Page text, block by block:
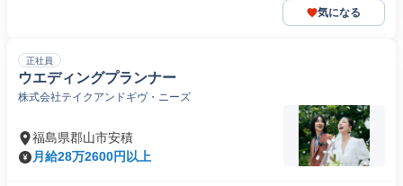
気になる
正社員
ウエディングプランナー
株式会社テイクアンドギヴ・ニーズ
福島県郡山市安積
月給28万2600円以上